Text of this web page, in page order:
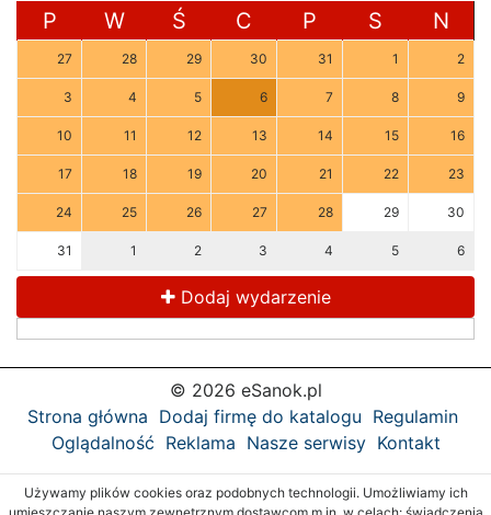
P W Ś C P S N
27 28 29 30 31 1 2
3 4 5 6 7 8 9
10 11 12 13 14 15 16
17 18 19 20 21 22 23
24 25 26 27 28 29 30
31 1 2 3 4 5 6
Dodaj wydarzenie
© 2026 eSanok.pl
Strona główna Dodaj firmę do katalogu Regulamin
Oglądalność Reklama Nasze serwisy Kontakt
Używamy plików cookies oraz podobnych technologii. Umożliwiamy ich